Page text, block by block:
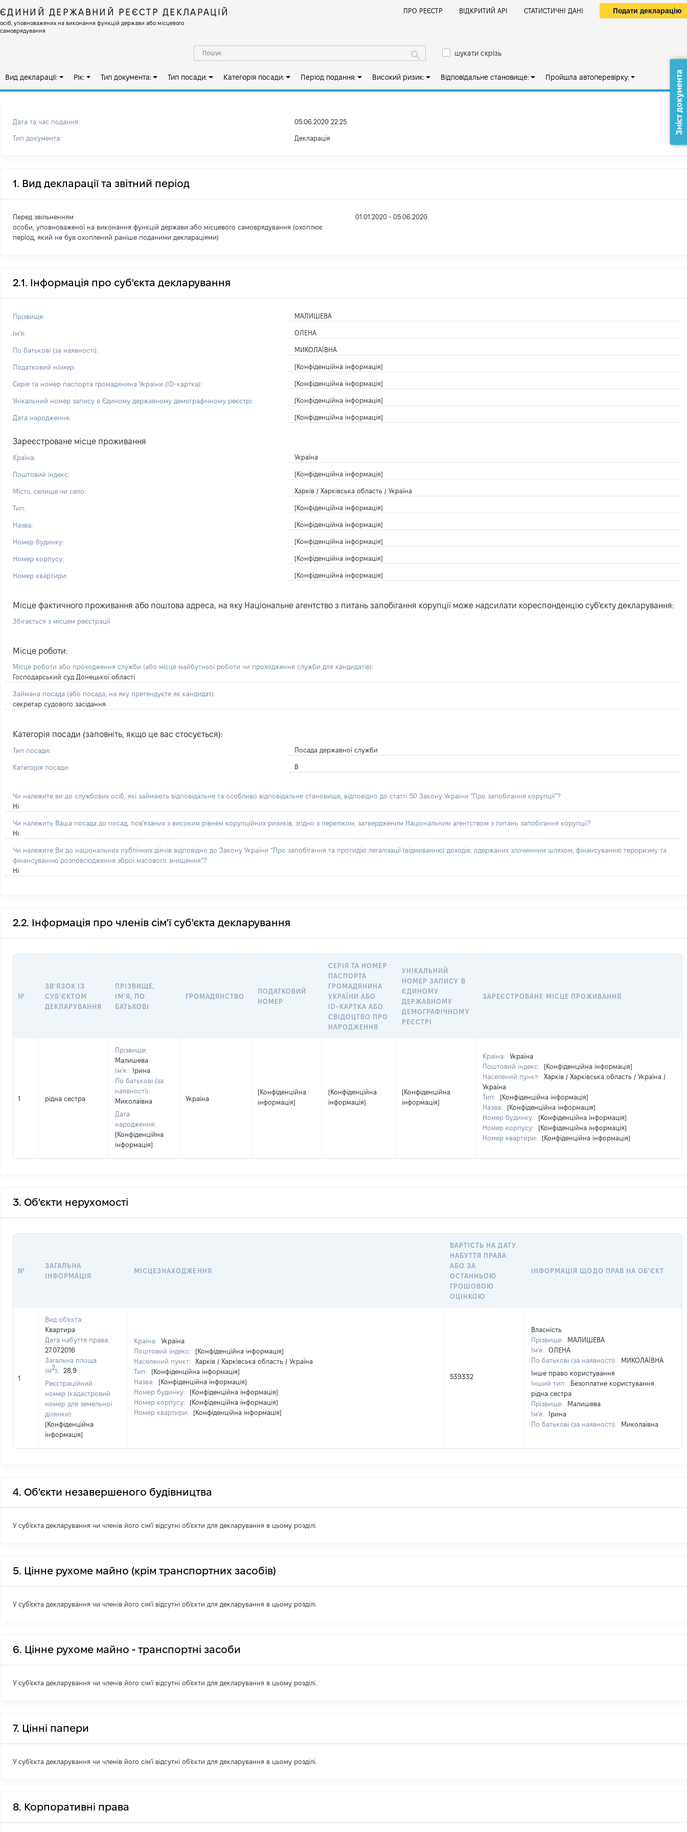
ЄДИНИЙ ДЕРЖАВНИЙ РЕЄСТР ДЕКЛАРАЦІЙ
осіб, уповноважених на виконання функцій держави або місцевого
самоврядування
ПРО РЕЄСТР ВІДКРИТИЙ АРІ СТАТИСТИЧНІ ДАНІ Подати декларацію
шукати скрізь
Вид декларації: Рік: Тип документа: Тип посади: Категорія посади: Період подання: Високий ризик: Відповідальне становище: Пройшла автоперевірку:
Дата та час подання: 05.06.2020 22:25
Тип документа: Декларація
1. Вид декларації та звітний період
Перед звільненням
особи, уповноваженої на виконання функцій держави або місцевого самоврядування (охоплює
період, який не був охоплений раніше поданими деклараціями)
01.01.2020 - 05.06.2020
2.1. Інформація про суб'єкта декларування
Прізвище: МАЛИШЕВА
Ім'я: ОЛЕНА
По батькові (за наявності): МИКОЛАЇВНА
Податковий номер: [Конфіденційна інформація]
Серія та номер паспорта громадянина України (ID-картка): [Конфіденційна інформація]
Унікальний номер запису в Єдиному державному демографічному реєстрі: [Конфіденційна інформація]
Дата народження: [Конфіденційна інформація]
Зареєстроване місце проживання
Країна: Україна
Поштовий індекс: [Конфіденційна інформація]
Місто, селище чи село: Харків / Харківська область / Україна
Тип: [Конфіденційна інформація]
Назва: [Конфіденційна інформація]
Номер будинку: [Конфіденційна інформація]
Номер корпусу: [Конфіденційна інформація]
Номер квартири: [Конфіденційна інформація]
Місце фактичного проживання або поштова адреса, на яку Національне агентство з питань запобігання корупції може надсилати кореспонденцію суб'єкту декларування:
Збігається з місцем реєстрації
Місце роботи:
Місце роботи або проходження служби (або місце майбутньої роботи чи проходження служби для кандидатів):
Господарський суд Донецької області
Займана посада (або посада, на яку претендуєте як кандидат):
секретар судового засідання
Категорія посади (заповніть, якщо це вас стосується):
Тип посади: Посада державної служби
Категорія посади: В
Чи належите ви до службових осіб, які займають відповідальне та особливо відповідальне становище, відповідно до статті 50 Закону України “Про запобігання корупції”?
Ні
Чи належить Ваша посада до посад, пов'язаних з високим рівнем корупційних ризиків, згідно з переліком, затвердженим Національним агентством з питань запобігання корупції?
Ні
Чи належите Ви до національних публічних діячів відповідно до Закону України “Про запобігання та протидію легалізації (відмиванню) доходів, одержаних злочинним шляхом, фінансуванню тероризму та
фінансуванню розповсюдження зброї масового знищення”?
Ні
2.2. Інформація про членів сім'ї суб'єкта декларування
№
ЗВ'ЯЗОК ІЗ
СУБ'ЄКТОМ
ДЕКЛАРУВАННЯ
ПРІЗВИЩЕ,
ІМ'Я, ПО
БАТЬКОВІ
ГРОМАДЯНСТВО
ПОДАТКОВИЙ
НОМЕР
СЕРІЯ ТА НОМЕР
ПАСПОРТА
ГРОМАДЯНИНА
УКРАЇНИ АБО
ID-КАРТКА АБО
СВІДОЦТВО ПРО
НАРОДЖЕННЯ
УНІКАЛЬНИЙ
НОМЕР ЗАПИСУ В
ЄДИНОМУ
ДЕРЖАВНОМУ
ДЕМОГРАФІЧНОМУ
РЕЄСТРІ
ЗАРЕЄСТРОВАНЕ МІСЦЕ ПРОЖИВАННЯ
1 рідна сестра
Прізвище:
Малишева
Ім'я:
Ірина
По батькові (за
наявності):
Миколаївна
Дата
народження:
[Конфіденційна
інформація]
Україна
[Конфіденційна
інформація]
[Конфіденційна
інформація]
[Конфіденційна
інформація]
Країна:
Україна
Поштовий індекс:
[Конфіденційна інформація]
Населений пункт:
Харків / Харківська область / Україна /
Україна
Тип:
[Конфіденційна інформація]
Назва:
[Конфіденційна інформація]
Номер будинку:
[Конфіденційна інформація]
Номер корпусу:
[Конфіденційна інформація]
Номер квартири:
[Конфіденційна інформація]
3. Об'єкти нерухомості
№
ЗАГАЛЬНА
ІНФОРМАЦІЯ
МІСЦЕЗНАХОДЖЕННЯ
ВАРТІСТЬ НА ДАТУ
НАБУТТЯ ПРАВА
АБО ЗА
ОСТАННЬОЮ
ГРОШОВОЮ
ОЦІНКОЮ
ІНФОРМАЦІЯ ЩОДО ПРАВ НА ОБ'ЄКТ
1
Вид об'єкта:
Квартира
Дата набуття права:
27.07.2016
Загальна площа
(м2):
28,9
Реєстраційний
номер (кадастровий
номер для земельної
ділянки):
[Конфіденційна
інформація]
Країна:
Україна
Поштовий індекс:
[Конфіденційна інформація]
Населений пункт:
Харків / Харківська область / Україна
Тип:
[Конфіденційна інформація]
Назва:
[Конфіденційна інформація]
Номер будинку:
[Конфіденційна інформація]
Номер корпусу:
[Конфіденційна інформація]
Номер квартири:
[Конфіденційна інформація]
539332
Власність
Прізвище:
МАЛИШЕВА
Ім'я:
ОЛЕНА
По батькові (за наявності):
МИКОЛАЇВНА
Інше право користування
Інший тип:
Безоплатне користування
рідна сестра
Прізвище:
Малишева
Ім'я:
Ірина
По батькові (за наявності):
Миколаївна
4. Об'єкти незавершеного будівництва
У суб'єкта декларування чи членів його сім'ї відсутні об'єкти для декларування в цьому розділі.
5. Цінне рухоме майно (крім транспортних засобів)
У суб'єкта декларування чи членів його сім'ї відсутні об'єкти для декларування в цьому розділі.
6. Цінне рухоме майно - транспортні засоби
У суб'єкта декларування чи членів його сім'ї відсутні об'єкти для декларування в цьому розділі.
7. Цінні папери
У суб'єкта декларування чи членів його сім'ї відсутні об'єкти для декларування в цьому розділі.
8. Корпоративні права
Зміст документа